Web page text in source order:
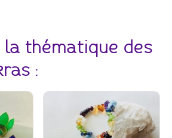
la thématique des
: